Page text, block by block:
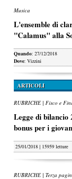
Musica
L'ensemble di
"Calamus" alla
Quando: 27/12/2018
Dove: Vizzini
ARTICOLI
RUBRICHE | Fisco e
Legge di bilancio
bonus per i
25/01/2018 | 15959 letture
RUBRICHE | Terza